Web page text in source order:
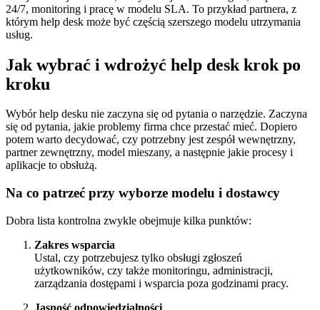
24/7, monitoring i pracę w modelu SLA. To przykład partnera, z
którym help desk może być częścią szerszego modelu utrzymania
usług.
Jak wybrać i wdrożyć help desk krok po
kroku
Wybór help desku nie zaczyna się od pytania o narzędzie. Zaczyna
się od pytania, jakie problemy firma chce przestać mieć. Dopiero
potem warto decydować, czy potrzebny jest zespół wewnętrzny,
partner zewnętrzny, model mieszany, a następnie jakie procesy i
aplikacje to obsłużą.
Na co patrzeć przy wyborze modelu i dostawcy
Dobra lista kontrolna zwykle obejmuje kilka punktów:
Zakres wsparcia
Ustal, czy potrzebujesz tylko obsługi zgłoszeń
użytkowników, czy także monitoringu, administracji,
zarządzania dostępami i wsparcia poza godzinami pracy.
Jasność odpowiedzialności